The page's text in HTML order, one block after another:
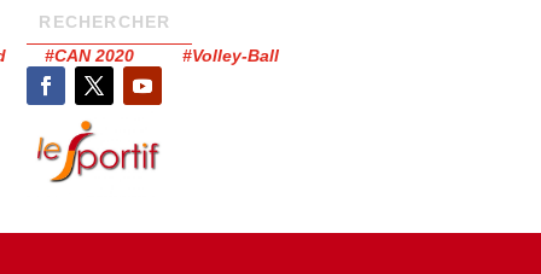
#CAN 2020 #Volley-Ball